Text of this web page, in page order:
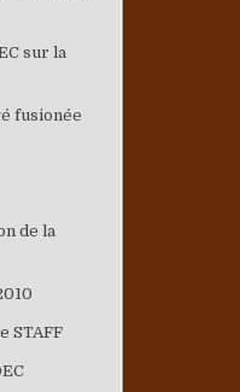
sur la
fusionée
de la
STAFF